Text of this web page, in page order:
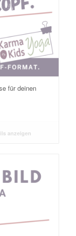
für deinen
anzeigen